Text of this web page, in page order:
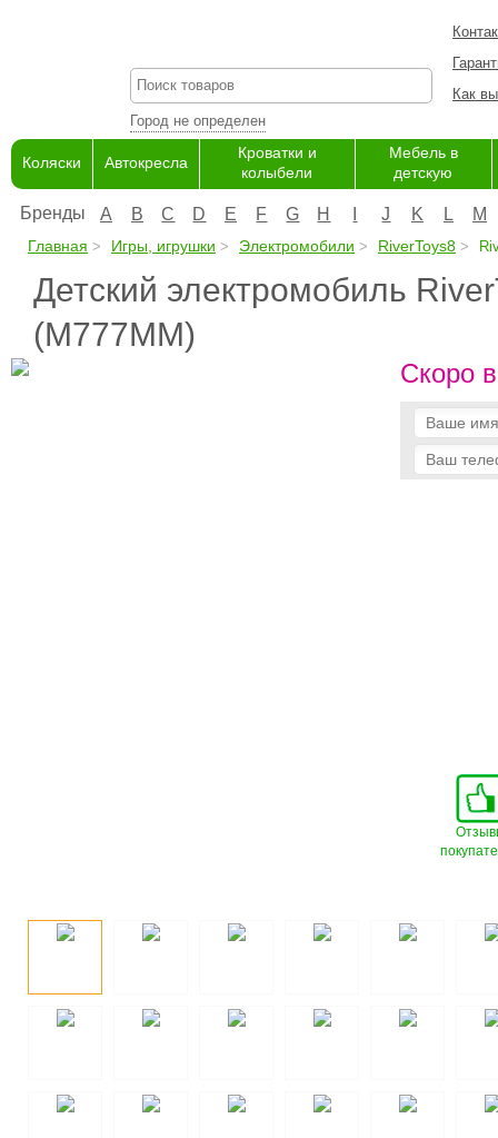
Город не определен
Как
Коляски Автокресла
Кроватки и
колыбели
Мебель в
детскую
Бренды A B C D E F G H J K L M
Главная Игры, игрушки Электромобили RiverToys8
Детский электромобиль
(M777MM)
Скоро